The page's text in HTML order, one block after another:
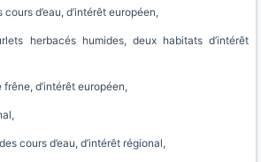
d’eau, d’intérêt européen,
herbacés humides, deux habitats d’intérêt
d’intérêt européen,
cours d’eau, d’intérêt régional,